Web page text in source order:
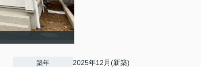
築年 2025年12月(新築)